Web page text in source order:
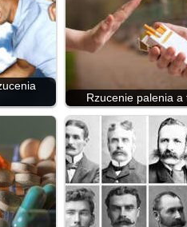
Rzucenie palenia a